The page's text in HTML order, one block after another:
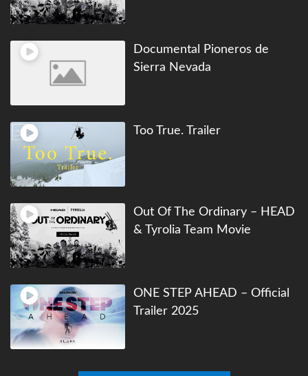
Documental Pioneros de
Sierra Nevada
Too True. Trailer
Out Of The Ordinary – HEAD
& Tyrolia Team Movie
ONE STEP AHEAD – Official
Trailer 2025